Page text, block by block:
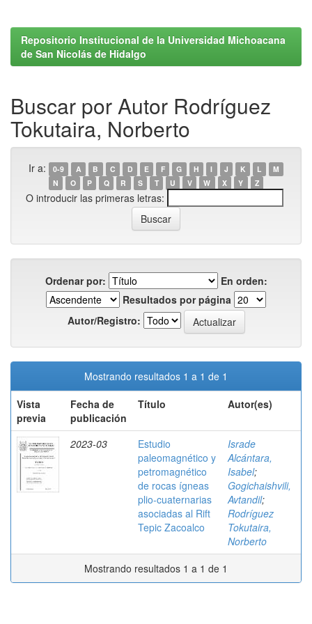
Repositorio Institucional de la Universidad Michoacana
de San Nicolás de Hidalgo
Buscar por Autor Rodríguez
Tokutaira, Norberto
Ir a: 0-9 A B C D E F G H I J K L
M
N
O P Q R S T U V W X Y Z
O introducir las primeras letras:
Ordenar por:
En orden:
Resultados por página
Autor/Registro:
Mostrando resultados 1 a 1 de 1
Vista
previa
Fecha de
publicación
Título Autor(es)
2023-03
Estudio
paleomagnético y
petromagnético
de rocas ígneas
plio-cuaternarias
asociadas al Rift
Tepic Zacoalco
Israde
Alcántara,
Isabel;
Gogichaishvili,
Avtandil;
Rodríguez
Tokutaira,
Norberto
Mostrando resultados 1 a 1 de 1